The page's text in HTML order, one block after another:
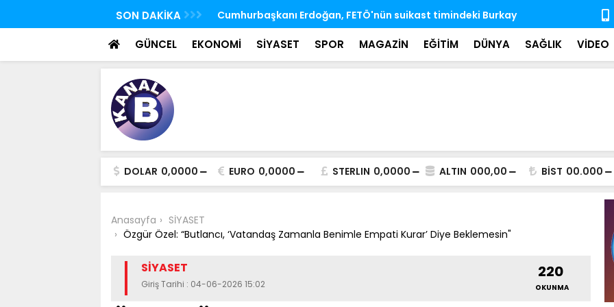
SON DAKİKA
FETÖ'nün suikast timindeki Burkay
TBMM Genel Kurulu'nda ihtisas komisyonlarındaki boş üyeliklere
seçim yapıldı
MSB:
almaya
GÜNCEL EKONOMİ SİYASET SPOR MAGAZİN EĞİTİM DÜNYA SAĞLIK VİDEO
DOLAR 0,0000 EURO 0,0000 STERLIN 0,0000 ALTIN 000,00 BİST 00.000
Anasayfa
SİYASET
Özgür Özel: “Butlancı, ‘Vatandaş Zamanla Benimle Empati Kurar’ Diye Beklemesin"
SİYASET
Giriş Tarihi : 04-06-2026 15:02
220
OKUNMA